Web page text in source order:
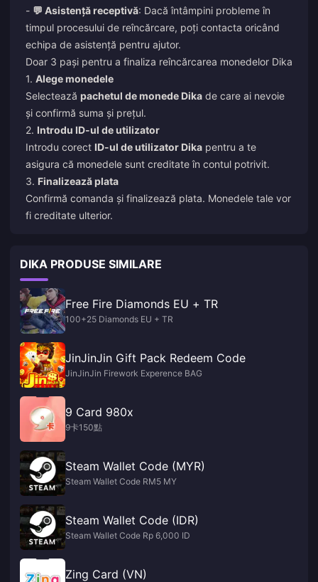
- 💬 Asistență receptivă: Dacă întâmpini probleme în
timpul procesului de reîncărcare, poți contacta oricând
echipa de asistență pentru ajutor.
Doar 3 pași pentru a finaliza reîncărcarea monedelor Dika
1. Alege monedele
Selectează pachetul de monede Dika de care ai nevoie
și confirmă suma și prețul.
2. Introdu ID-ul de utilizator
Introdu corect ID-ul de utilizator Dika pentru a te
asigura că monedele sunt creditate în contul potrivit.
3. Finalizează plata
Confirmă comanda și finalizează plata. Monedele tale vor
fi creditate ulterior.
DIKA PRODUSE SIMILARE
Free Fire Diamonds EU + TR
100+25 Diamonds EU + TR
JinJinJin Gift Pack Redeem Code
JinJinJin Firework Experence BAG
9 Card 980x
9卡150點
Steam Wallet Code (MYR)
Steam Wallet Code RM5 MY
Steam Wallet Code (IDR)
Steam Wallet Code Rp 6,000 ID
Zing Card (VN)